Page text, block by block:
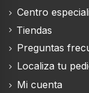
Centro
Tiendas
Preguntas
Localiza tu
Mi cuenta